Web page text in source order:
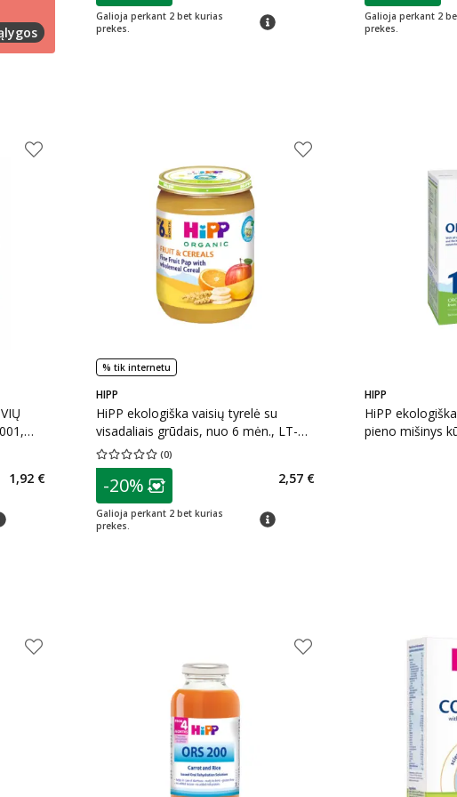
Galioja perkant 2 bet kurias
prekes.
patarimas
Galioja perkant 2
prekes.
nuolaida:
1,92 €
% tik internetu
HIPP
HiPP ekologiška vaisių tyrelė su
visadaliais grūdais, nuo 6 mėn., LT-
EKO-001, 190 g
(0)
Vidutinis įvertinimas 0.00
patarimas
Lojalumo klubo narių nuolaida
-20%
Galioja perkant 2 bet kurias
prekes.
patarimas
2,57 €
HIPP
HiPP
pieno mišinys